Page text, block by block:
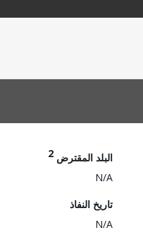
البلد المقترض 2
N/A
تاريخ النفاذ
N/A